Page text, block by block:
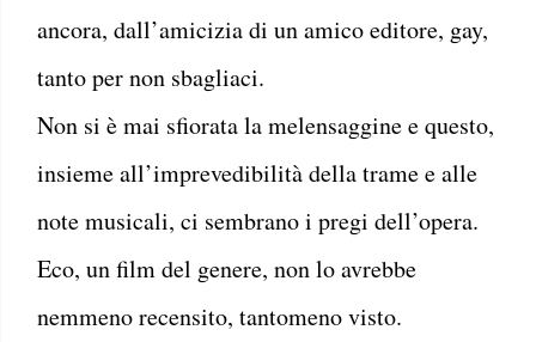
ancora, dall’amicizia di un amico editore, gay,
tanto per non sbagliaci.
Non si è mai sfiorata la melensaggine e questo,
insieme all’imprevedibilità della trame e alle
note musicali, ci sembrano i pregi dell’opera.
Eco, un film del genere, non lo avrebbe
nemmeno recensito, tantomeno visto.